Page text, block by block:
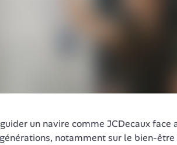
un navire comme JCDecaux face
notamment sur le bien-être